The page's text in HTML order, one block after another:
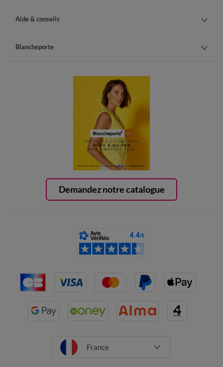
Demandez notre catalogue
Aide & conseils
Blancheporte
France